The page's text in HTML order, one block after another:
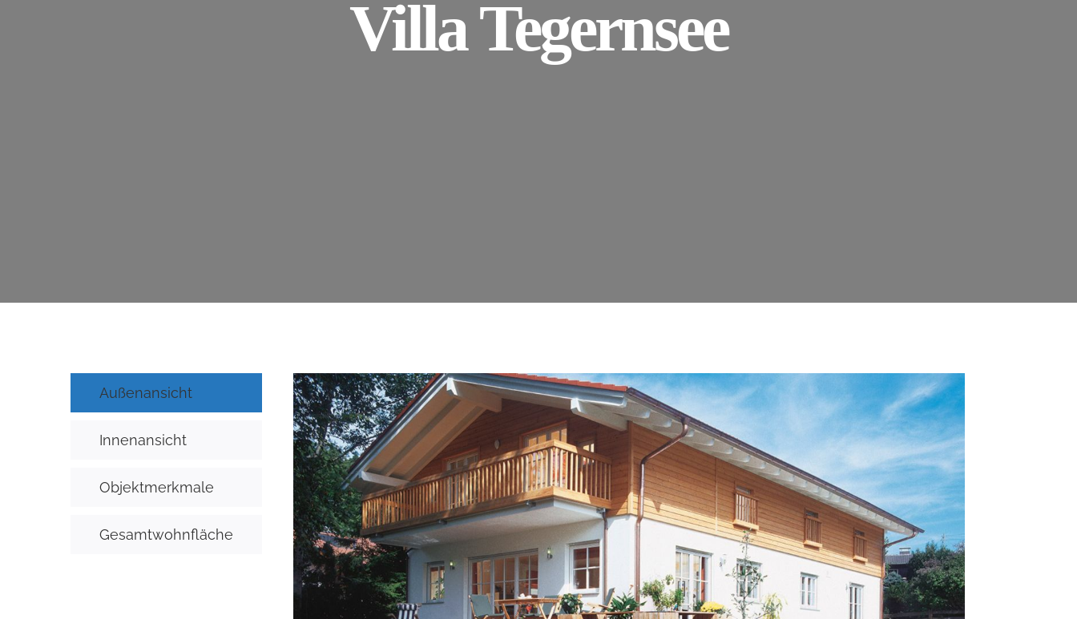
Außenansicht
Innenansicht
Objektmerkmale
Gesamtwohnfläche